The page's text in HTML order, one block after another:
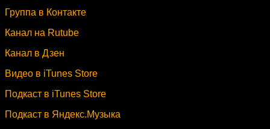
Группа в Контакте
Канал на Rutube
Канал в Дзен
Видео в iTunes Store
Подкаст в iTunes Store
Подкаст в Яндекс.Музыка